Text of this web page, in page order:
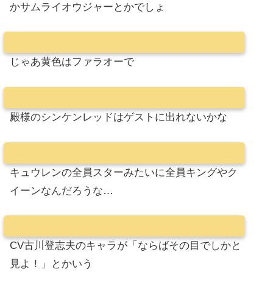
かサムライオウジャーとかでしょ
じゃあ黄色はファラオーで
殿様のシンケンレッドはゲストに出れないかな
キュウレンの全員スターみたいに全員キングやク
イーンなんだろうな…
CV古川登志夫のキャラが「ならばその目でしかと
見よ！」とかいう